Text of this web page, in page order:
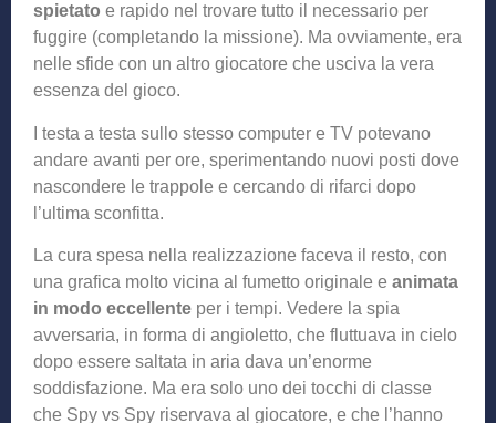
spietato e rapido nel trovare tutto il necessario per
fuggire (completando la missione). Ma ovviamente, era
nelle sfide con un altro giocatore che usciva la vera
essenza del gioco.
I testa a testa sullo stesso computer e TV potevano
andare avanti per ore, sperimentando nuovi posti dove
nascondere le trappole e cercando di rifarci dopo
l’ultima sconfitta.
La cura spesa nella realizzazione faceva il resto, con
una grafica molto vicina al fumetto originale e animata
in modo eccellente per i tempi. Vedere la spia
avversaria, in forma di angioletto, che fluttuava in cielo
dopo essere saltata in aria dava un’enorme
soddisfazione. Ma era solo uno dei tocchi di classe
che Spy vs Spy riservava al giocatore, e che l’hanno